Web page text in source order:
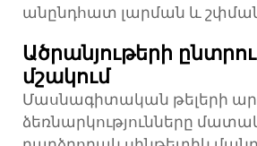
անընդհատ լարման և
Ածրանյութերի
մշակում
Մասնագիտական թելերի
ձեռնարկությունները